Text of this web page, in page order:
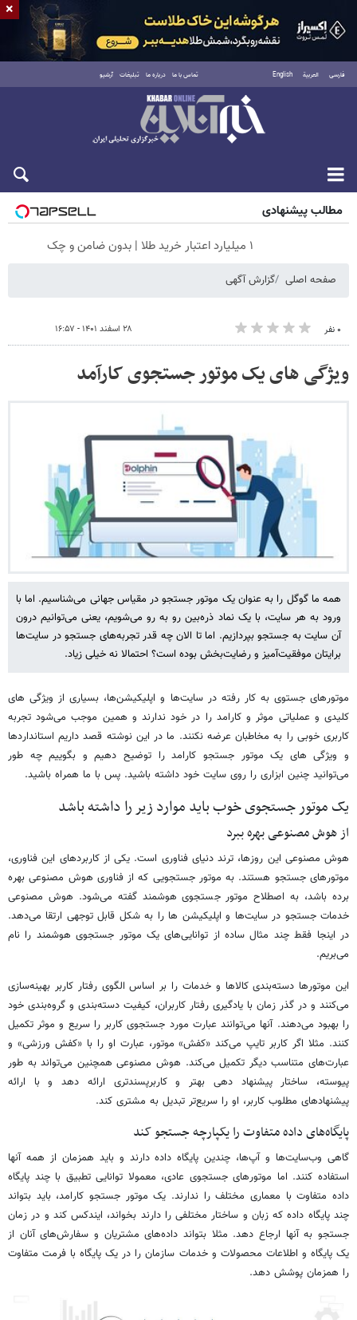
فارسی العربية English تماس با ما درباره ما تبلیغات آرشیو
جمعه ۱۶ مرداد ۱۴۰۵
مطالب پیشنهادی
۱ میلیارد اعتبار خرید طلا | بدون ضامن و چک
صفحه اصلی گزارش آگهی
۰ نفر ۲۸ اسفند ۱۴۰۱ - ۱۶:۵۷
ویژگی های یک موتور جستجوی کارآمد
همه ما گوگل را به عنوان یک موتور جستجو در مقیاس جهانی می‌شناسیم. اما با
ورود به هر سایت، با یک نماد ذره‌بین رو به رو می‌شویم، یعنی می‌توانیم درون
آن سایت به جستجو بپردازیم. اما تا الان چه قدر تجربه‌های جستجو در سایت‌ها
برایتان موفقیت‌آمیز و رضایت‌بخش بوده است؟ احتمالا نه خیلی زیاد.
موتورهای جستوی به کار رفته در سایت‌ها و اپلیکیشن‌ها، بسیاری از ویژگی های
کلیدی و عملیاتی موثر و کارامد را در خود ندارند و همین موجب می‌شود تجربه
کاربری خوبی را به مخاطبان عرضه نکنند. ما در این نوشته قصد داریم استانداردها
و ویژگی های یک موتور جستجو کارامد را توضیح دهیم و بگوییم چه طور
می‌توانید چنین ابزاری را روی سایت خود داشته باشید. پس با ما همراه باشید.
یک موتور جستجوی خوب باید موارد زیر را داشته باشد
از هوش مصنوعی بهره ببرد
هوش مصنوعی این روزها، ترند دنیای فناوری است. یکی از کاربردهای این فناوری‌،
موتورهای جستجو هستند. به موتور جستجویی که از فناوری هوش مصنوعی بهره
برده باشد، به اصطلاح موتور جستجوی هوشمند گفته می‌شود. هوش مصنوعی
خدمات جستجو در سایت‌ها و اپلیکیشن ها را به شکل قابل توجهی ارتقا می‌دهد.
در اینجا فقط چند مثال ساده از توانایی‌های یک موتور جستجوی هوشمند را نام
می‌بریم.
این موتورها دسته‌بندی کالاها و خدمات را بر اساس الگوی رفتار کاربر بهینه‌سازی
می‌کنند و در گذر زمان با یادگیری رفتار کاربران، کیفیت دسته‌بندی و گروه‌بندی خود
را بهبود می‌دهند. آنها می‌توانند عبارت مورد جستجوی کاربر را سریع و موثر تکمیل
کنند. مثلا اگر کاربر تایپ می‌کند «کفش» موتور، عبارت او را با «کفش ورزشی» و
عبارت‌های متناسب دیگر تکمیل می‌کند. هوش مصنوعی همچنین می‌تواند به طور
پیوسته، ساختار پیشنهاد دهی بهتر و کاربرپسندتری ارائه دهد و با ارائه
پیشنهادهای مطلوب کاربر، او را سریع‌تر تبدیل به مشتری کند.
پایگاه‌های داده متفاوت را یکپارچه جستجو کند
گاهی وب‌سایت‌ها و آپ‌ها، چندین پایگاه داده دارند و باید همزمان از همه آنها
استفاده کنند. اما موتورهای جستجوی عادی، معمولا توانایی تطبیق با چند پایگاه
داده متفاوت با معماری مختلف را ندارند. یک موتور جستجو کارامد، باید بتواند
چند پایگاه داده که زبان و ساختار مختلفی را دارند بخواند، ایندکس کند و در زمان
جستجو به آنها ارجاع دهد. مثلا بتواند داده‌های مشتریان و سفارش‌های آنان از
یک پایگاه و اطلاعات محصولات و خدمات سازمان را در یک پایگاه با فرمت متفاوت
را همزمان پوشش دهد.
×